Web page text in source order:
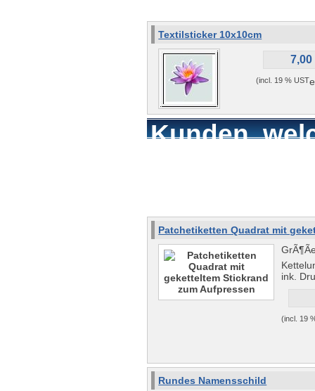
Textilsticker 10x10cm
7,00
(incl. 19 % UST
Kunden,
Patchetiketten Quadrat mit
ink.
(incl. 19
Rundes Namensschild